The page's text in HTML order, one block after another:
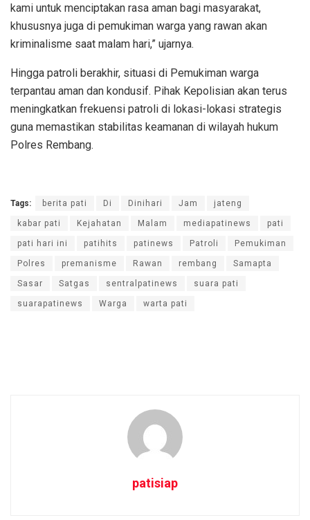
kami untuk menciptakan rasa aman bagi masyarakat,
khususnya juga di pemukiman warga yang rawan akan
kriminalisme saat malam hari,” ujarnya.
Hingga patroli berakhir, situasi di Pemukiman warga
terpantau aman dan kondusif. Pihak Kepolisian akan terus
meningkatkan frekuensi patroli di lokasi-lokasi strategis
guna memastikan stabilitas keamanan di wilayah hukum
Polres Rembang.
Tags: berita pati Di Dinihari Jam jateng
kabar pati Kejahatan Malam mediapatinews pati
pati hari ini patihits patinews Patroli Pemukiman
Polres premanisme Rawan rembang Samapta
Sasar Satgas sentralpatinews suara pati
suarapatinews Warga warta pati
patisiap